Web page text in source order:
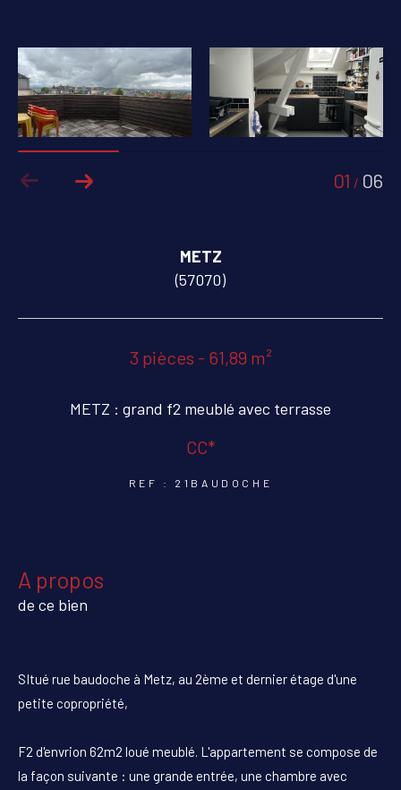
01 / 06
METZ
(57070)
3 pièces - 61,89 m²
METZ : grand f2 meublé avec terrasse
CC*
REF : 21BAUDOCHE
a propos
de ce bien
SItué rue baudoche à Metz, au 2ème et dernier étage d'une
petite copropriété,
F2 d'envrion 62m2 loué meublé. L'appartement se compose de
la façon suivante : une grande entrée, une chambre avec
PARKING TERRASSE PISCINE
FILTRER PAR
NOUVEAUTÉS